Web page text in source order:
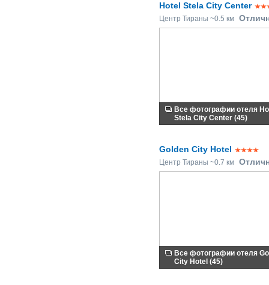
Hotel Stela City Center
Центр Тираны ~0.5 км
Все фотографии отеля
Stela City Center (45)
Golden City Hotel
Центр Тираны ~0.7 км
Все фотографии отеля
City Hotel (45)